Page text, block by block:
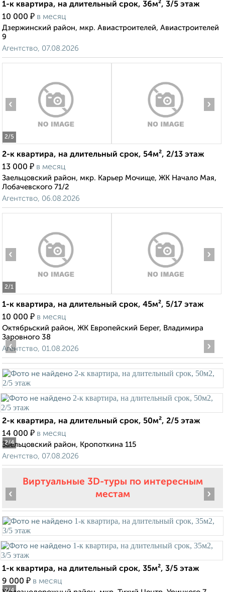
1-к квартира, на длительный срок, 36м², 3/5 этаж
10 000 ₽ в месяц
Дзержинский район, мкр. Авиастроителей, Авиастроителей
9
Агентство, 07.08.2026
2/5
‹ ›
2-к квартира, на длительный срок, 54м², 2/13 этаж
13 000 ₽ в месяц
Заельцовский район, мкр. Карьер Мочище, ЖК Начало Мая,
Лобачевского 71/2
Агентство, 06.08.2026
2/1
‹ ›
1-к квартира, на длительный срок, 45м², 5/17 этаж
10 000 ₽ в месяц
Октябрьский район, ЖК Европейский Берег, Владимира
Заровного 38
Агентство, 01.08.2026
2/4
‹ ›
2-к квартира, на длительный срок, 50м², 2/5 этаж
14 000 ₽ в месяц
Заельцовский район, Кропоткина 115
Агентство, 07.08.2026
Виртуальные 3D-туры по интересным
местам
2/4
‹ ›
1-к квартира, на длительный срок, 35м², 3/5 этаж
9 000 ₽ в месяц